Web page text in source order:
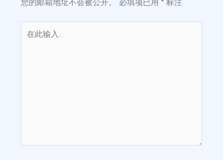
您的邮箱地址不会被公开。 必填项已用 *标注